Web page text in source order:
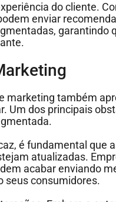
do cliente.
enviar
garantindo
marketing também
Um dos principais
é fundamental que
atualizadas.
acabar enviando
seus consumidores.